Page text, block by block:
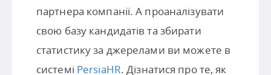
партнера компанії. А проаналізувати
свою базу кандидатів та збирати
статистику за джерелами ви можете в
системі PersiaHR. Дізнатися про те, як